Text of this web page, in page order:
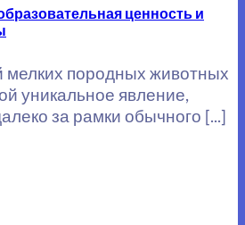
ценность и
мелких породных животных
уникальное явление,
за рамки обычного [...]